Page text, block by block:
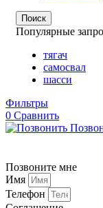
Поиск
Популярные
тягач
самосвал
шасси
Фильтры
0 Сравнить
Позвоните мне
Имя
Телефон